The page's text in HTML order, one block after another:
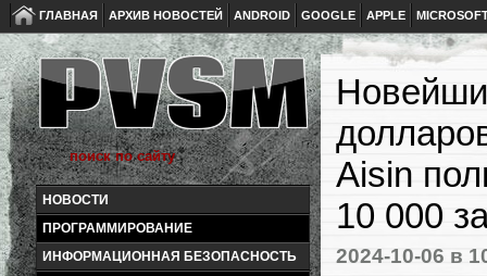
ГЛАВНАЯ АРХИВ НОВОСТЕЙ ANDROID GOOGLE APPLE
НОВОСТИ
ПРОГРАММИРОВАНИЕ
ИНФОРМАЦИОННАЯ БЕЗОПАСНОСТЬ
Aisin
10 000
2024-10-06 в